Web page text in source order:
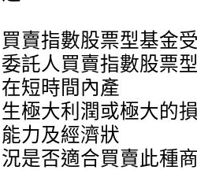
買賣指數股票型基金
委託人買賣指數股票
在短時間內產
生極大利潤或極大的
能力及經濟狀
況是否適合買賣此種